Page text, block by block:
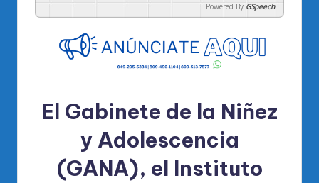
Powered By GSpeech
El Gabinete de la Niñez
y Adolescencia
(GANA), el Instituto